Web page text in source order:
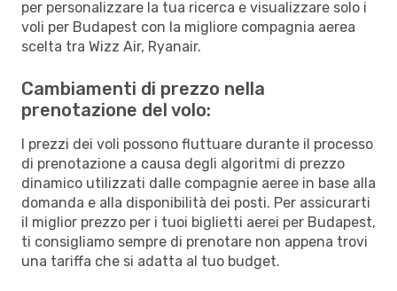
per personalizzare la tua ricerca e visualizzare solo i
voli per Budapest con la migliore compagnia aerea
scelta tra Wizz Air, Ryanair.
Cambiamenti di prezzo nella
prenotazione del volo:
I prezzi dei voli possono fluttuare durante il processo
di prenotazione a causa degli algoritmi di prezzo
dinamico utilizzati dalle compagnie aeree in base alla
domanda e alla disponibilità dei posti. Per assicurarti
il miglior prezzo per i tuoi biglietti aerei per Budapest,
ti consigliamo sempre di prenotare non appena trovi
una tariffa che si adatta al tuo budget.